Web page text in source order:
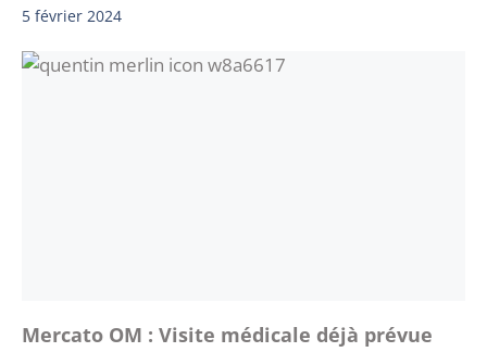
5 février 2024
Mercato OM : Visite médicale déjà prévue